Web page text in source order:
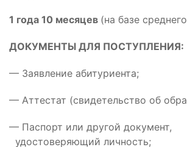
1 года 10 месяцев (на базе
ДОКУМЕНТЫ ДЛЯ ПОСТУПЛЕНИЯ:
— Заявление абитуриента;
— Аттестат (свидетельство об
— Паспорт или другой документ,
удостоверяющий личность;